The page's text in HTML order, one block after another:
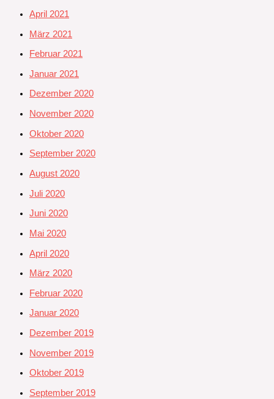
April 2021
März 2021
Februar 2021
Januar 2021
Dezember 2020
November 2020
Oktober 2020
September 2020
August 2020
Juli 2020
Juni 2020
Mai 2020
April 2020
März 2020
Februar 2020
Januar 2020
Dezember 2019
November 2019
Oktober 2019
September 2019